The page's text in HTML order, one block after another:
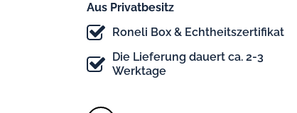
Aus Privatbesitz
Roneli Box & Echtheitszertifikat
Die Lieferung dauert ca. 2-3
Werktage